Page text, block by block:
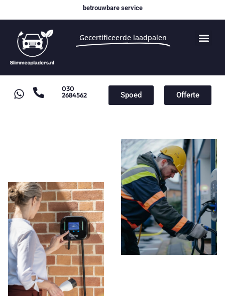
betrouwbare service
Gecertificeerde laadpalen
030
2684562
Spoed Offerte